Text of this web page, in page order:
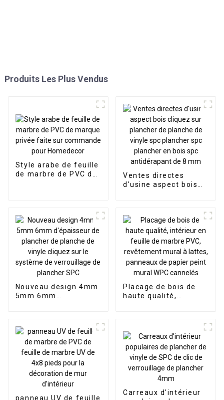
Produits Les Plus Vendus
Style arabe de feuille
de marbre de PVC de
Ventes directes
d'usine aspect bois
plancher en bois spc
antidérapant de 8
mm
Nouveau design 4mm
5mm 6mm
le système de
verrouillage de
plancher SPC
Placage de bois de
haute qualité,
lattes, panneaux de
papier peint mural
WPC cannelés
panneau UV de feuille
Carreaux d'intérieur